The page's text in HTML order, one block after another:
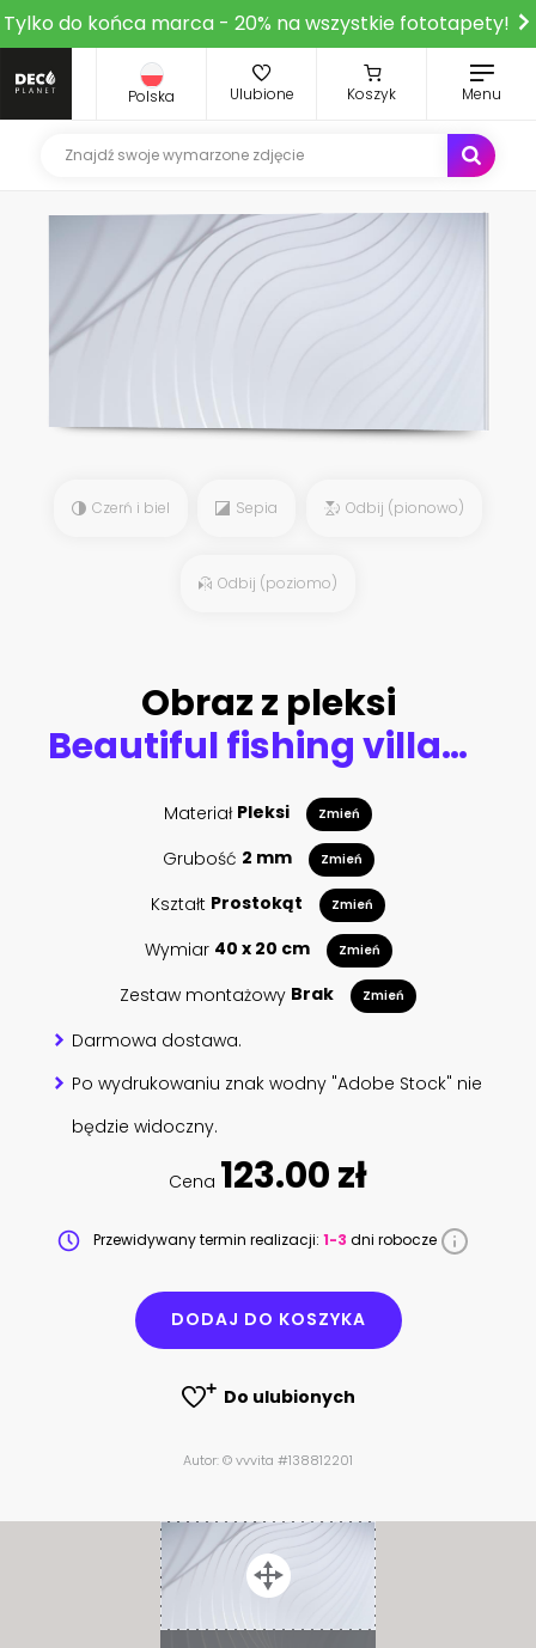
Tylko do końca marca - 20% na wszystkie fototapety!
Polska Ulubione Koszyk Menu
Czerń i biel Sepia Odbij (pionowo)
Odbij (poziomo)
Obraz z pleksi
Beautiful fishing village on fjord. Beautiful nature with blue sky, reflection in water, rocky beach and fishing house (rorby). Lofoten, Reine, Norway
Materiał Pleksi Zmień
Grubość 2 mm Zmień
Kształt Prostokąt Zmień
Wymiar 40 x 20 cm Zmień
Zestaw montażowy Brak Zmień
Darmowa dostawa.
Po wydrukowaniu znak wodny "Adobe Stock" nie
będzie widoczny.
Cena 123.00 zł
Przewidywany termin realizacji: 1-3 dni robocze
DODAJ DO KOSZYKA
Do ulubionych
Autor: © vvvita #138812201